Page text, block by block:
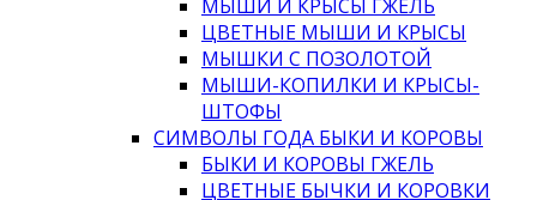
МЫШИ И КРЫСЫ ГЖЕЛЬ
ЦВЕТНЫЕ МЫШИ И КРЫСЫ
МЫШКИ С ПОЗОЛОТОЙ
МЫШИ-КОПИЛКИ И КРЫСЫ-
ШТОФЫ
СИМВОЛЫ ГОДА БЫКИ И КОРОВЫ
БЫКИ И КОРОВЫ ГЖЕЛЬ
ЦВЕТНЫЕ БЫЧКИ И КОРОВКИ